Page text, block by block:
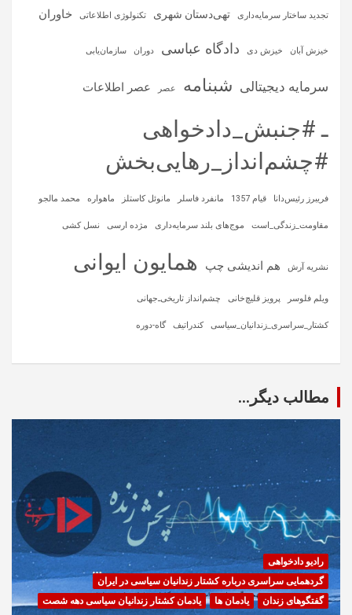
تجدید ساختار سرمایه‌داری تهی‌دستان شهری تکنولوژی اطلاعاتی خاوران
خیزش آبان خیزش دی دادگاه عباسی دوران سازمان‌یابی
سرمایه‌ دیجیتالی شبنامه عصر عصر اطلاعات
ـ #جنبش_دادخواهی
#چشم‌انداز_رهایی‌بخش
فریبرز رئیس‌دانا قیام 1357 مانفرد فاسلر مانوئل کاستلز ماهواره‌ محمد مالجو
مقاومت_زندگی_است موج‌های بلند سرمایه‌داری مژده ارسی نسل کشی
نشریه آرش هم اندیشی چپ همایون ایوانی
ویلم فلوسر پرویز قلیچ‌خانی چشم‌انداز تاریخی‌ـ‌جهانی
کشتار_سراسری_زندانیان_سیاسی کندراتیف گاه-دوره
مطالب دیگر...
رادیو دادخواهی
گردهمایی سراسری درباره کشتار زندانیان سیاسی در ایران
گفتگوهای زندان
یادمان ها یادمان کشتار زندانیان سیاسی دهه شصت